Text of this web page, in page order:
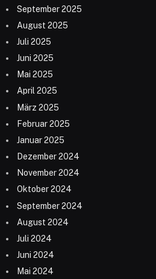
September 2025
August 2025
Juli 2025
Juni 2025
Mai 2025
April 2025
März 2025
Februar 2025
Januar 2025
Dezember 2024
November 2024
Oktober 2024
September 2024
August 2024
Juli 2024
Juni 2024
Mai 2024